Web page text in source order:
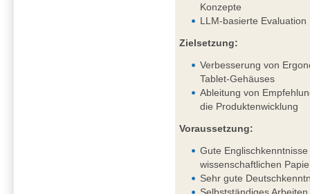
Konzepte
LLM-basierte Evaluation
Zielsetzung:
Verbesserung von
Tablet-Gehäuses
Ableitung von
die Produktenwicklung
Voraussetzung:
Gute
wissenschaftlichen
Sehr gute